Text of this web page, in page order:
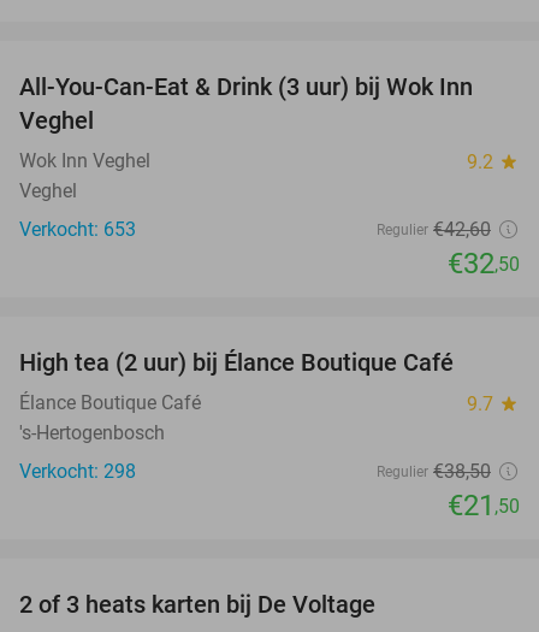
24%
All-You-Can-Eat & Drink (3 uur) bij Wok Inn
Veghel
Wok Inn Veghel 9.2 star
Veghel
Verkocht: 653
Regulier €42,60
€32,50
High tea (2 uur) bij Élance Boutique Café
Élance Boutique Café 9.7 star
's-Hertogenbosch
Verkocht: 298
Regulier €38,50
€21 ,50
2 of 3 heats karten bij De Voltage